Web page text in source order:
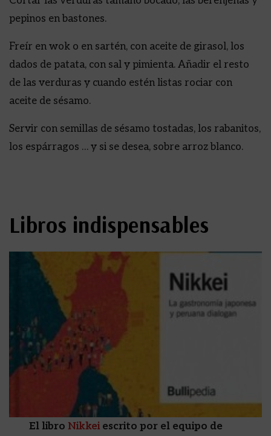
pepinos en bastones.
Freír en wok o en sartén, con aceite de girasol, los
dados de patata, con sal y pimienta. Añadir el resto
de las verduras y cuando estén listas rociar con
aceite de sésamo.
Servir con semillas de sésamo tostadas, los rabanitos,
los espárragos … y si se desea, sobre arroz blanco.
Libros indispensables
El libro Nikkei escrito por el equipo de